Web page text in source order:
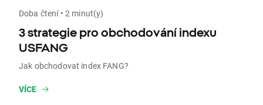
Doba čtení • 2 minut(y)
3 strategie pro obchodování indexu
USFANG
Jak obchodovat index FANG?
VÍCE